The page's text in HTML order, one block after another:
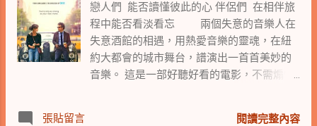
手機當做工作不力的證據。 因此有時工作上
的通融，不盡然可以全然當真，當風向球轉
個方向，原先可以被接受的職場灰色地帶，
剛好成為自己工作不力的呈堂證據。 阿
姐想起有一回與一位熟識的同事用餐，因為
姐突然警覺似乎將對方當個空氣般的說話，
的。 自從台灣有了無薪假，企業資遣員
工與員工的被資遣已不是新鮮事，也因此被
資遣的員工也不會如過往般，一定是不適職
的員工或會因此成為職場生涯的一項汙點紀
錄。 年輕世代對於工作的自主性愈來愈高，
職場中生代在換工作時，多了一些考量，對
戀人們 能否讀懂彼此的心 伴侶們 在相伴旅
程中能否看淡看忘 兩個失意的音樂人在
失意酒館的相遇，用熱愛音樂的靈魂，在紐
約大都會的城市舞台，譜演出一首首美妙的
音樂。 這是一部好聽好看的電影，不需煽情
張貼留言 閱讀完整內容